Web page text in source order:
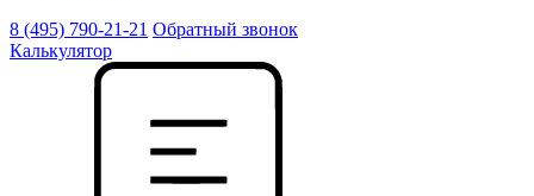
8 (495) 790-21-21 Обратный звонок
Калькулятор